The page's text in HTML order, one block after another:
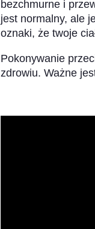
bezchmurne i
jest normalny, ale
oznaki, że twoje
Pokonywanie
zdrowiu. Ważne